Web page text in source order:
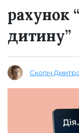
рахунок
дитину”
Скопіч